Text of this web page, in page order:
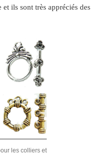
ils sont très appréciés des
les colliers et